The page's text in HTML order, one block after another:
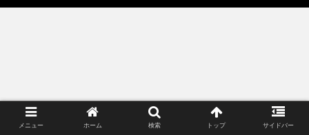
メニュー ホーム 検索 トップ サイドバー